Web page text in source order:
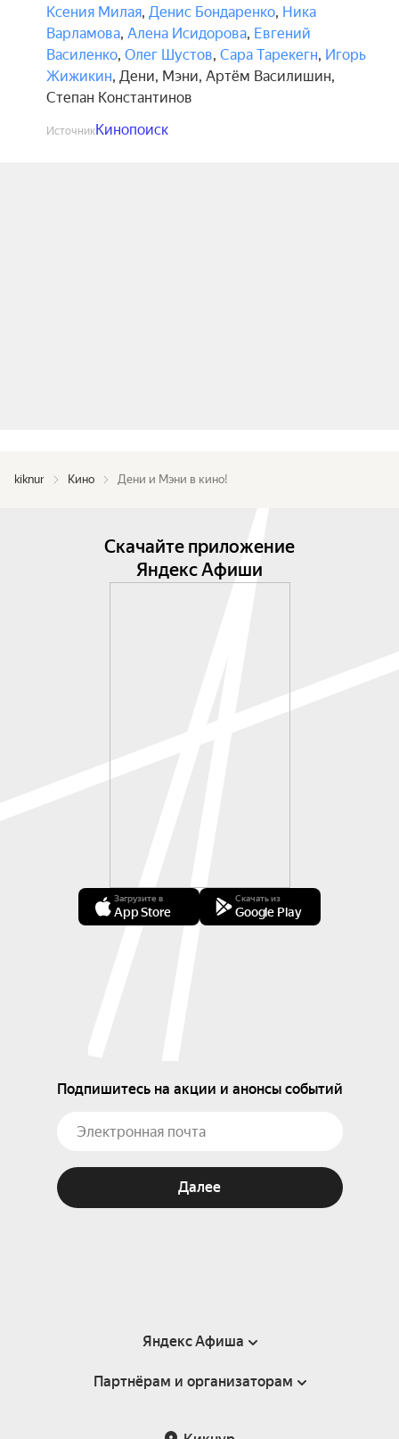
Ксения Милая, Денис Бондаренко, Ника
Варламова, Алена Исидорова, Евгений
Василенко, Олег Шустов, Сара Тарекегн, Игорь
Жижикин, Дени, Мэни, Артём Василишин,
Степан Константинов
ИсточникКинопоиск
kiknur Кино Дени и Мэни в кино!
Скачайте приложение
Яндекс Афиши
Загрузите в
App Store
Скачать из
Google Play
Подпишитесь на акции и анонсы событий
Далее
Яндекс Афиша
Справка
Партнёрам и организаторам